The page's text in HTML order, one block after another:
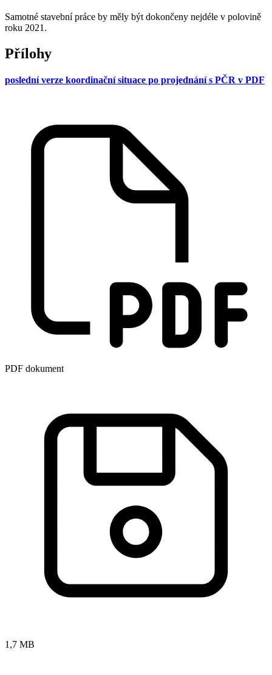
Samotné stavební práce by měly být dokončeny nejdéle v polovině
roku 2021.
Přílohy
poslední verze koordinační situace po projednání s PČR v PDF
PDF dokument
1,7 MB